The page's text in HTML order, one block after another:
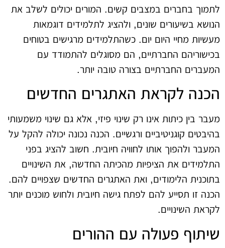
לתמוך בחברים במצבים קשים. המורים יכולים לשלב את
הנושא בשיעורים שונים, ולהציג לתלמידים דוגמאות
מעשיות מחיי היום יום. כשהתלמידים מרגישים בטוחים
בכישוריהם החברתיים, הם מסוגלים להתמודד עם
המעברים החברתיים בצורה טובה יותר.
הכנה לקראת האתגרים החדשים
מעבר בין כיתות אינו רק שינוי פיזי, אלא גם שינוי משמעותי
בהיבטים קוגניטיביים ורגשיים. הכנה נכונה יכולה להקל על
המעבר ולהפוך אותו לחוויה חיובית. חשוב להציג בפני
התלמידים את הציפיות מהכיתה החדשה, את השינויים
בתוכנית הלימודים, ואת האתגרים החדשים שצפויים להם.
הכנה זו תסייע להם לפתח גישה חיובית ולחוש מוכנים יותר
לקראת השינויים.
שיתוף פעולה עם ההורים